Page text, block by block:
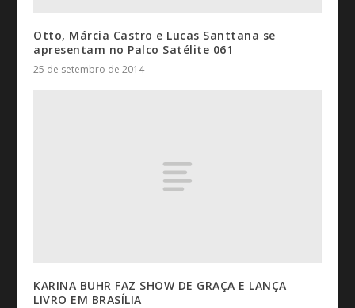
Otto, Márcia Castro e Lucas Santtana se
apresentam no Palco Satélite 061
25 de setembro de 2014
KARINA BUHR FAZ SHOW DE GRAÇA E LANÇA
LIVRO EM BRASÍLIA